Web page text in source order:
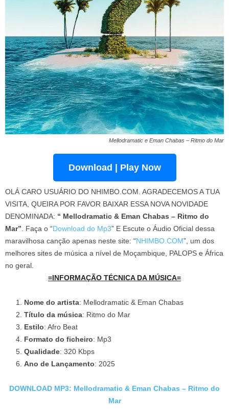
Mellodramatic e Eman Chabas – Ritmo do Mar
Download | Play Now
OLÁ CARO USUÁRIO DO NHIMBO.COM. AGRADECEMOS A TUA
VISITA, QUEIRA POR FAVOR BAIXAR ESSA NOVA NOVIDADE
DENOMINADA: “ Mellodramatic & Eman Chabas – Ritmo do
Mar” . Faça o “Download do Mp3” E Escute o Áudio Oficial dessa
maravilhosa canção apenas neste site: “NHIMBO.COM”, um dos
melhores sites de música a nível de Moçambique, PALOPS e África
no geral.
=INFORMAÇÃO TÉCNICA DA MÚSICA=
Nome do artista: Mellodramatic & Eman Chabas
Título da música: Ritmo do Mar
Estilo: Afro Beat
Formato do ficheiro: Mp3
Qualidade: 320 Kbps
Ano de Lançamento: 2025
DOWNLOAD MP3: Mellodramatic & Eman Chabas – Ritmo do
Mar